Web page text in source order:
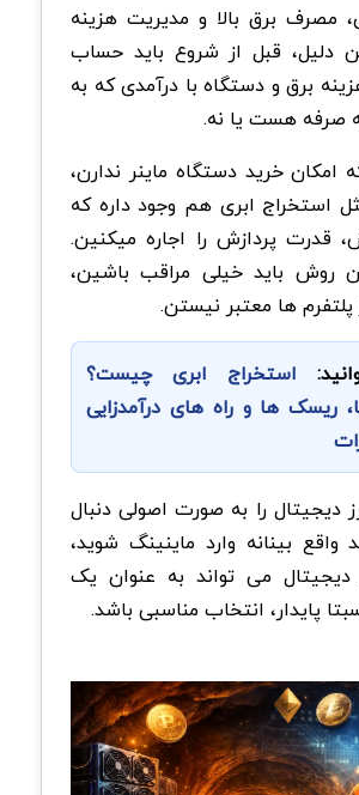
مصرف برق بالا و مدیریت هزینه
دلیل، قبل از شروع باید حساب
برق و دستگاه با درآمدی که به
صرفه هست یا نه.
امکان خرید دستگاه ماینر ندارن،
استخراج ابری هم وجود داره که
قدرت پردازش را اجاره میکنین.
روش باید خیلی مراقب باشین،
ها معتبر نیستن.
استخراج ابری چیست؟
ریسک ها و راه های درآمدزایی
دیجیتال را به صورت اصولی دنبال
واقع بینانه وارد ماینینگ شوید،
دیجیتال می تواند به عنوان یک
پایدار، انتخاب مناسبی باشد.